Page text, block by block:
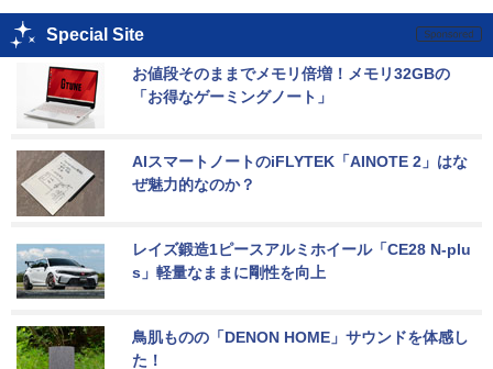
Special Site
お値段そのままでメモリ倍増！メモリ32GBの
「お得なゲーミングノート」
AIスマートノートのiFLYTEK「AINOTE 2」はな
ぜ魅力的なのか？
レイズ鍛造1ピースアルミホイール「CE28 N-plu
s」軽量なままに剛性を向上
鳥肌ものの「DENON HOME」サウンドを体感し
た！